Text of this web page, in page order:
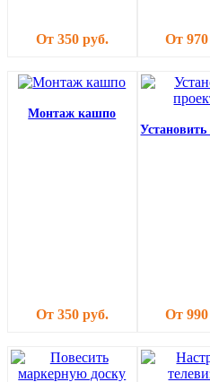
От 350 руб. От
Монтаж кашпо
От 350 руб.
Установить
От